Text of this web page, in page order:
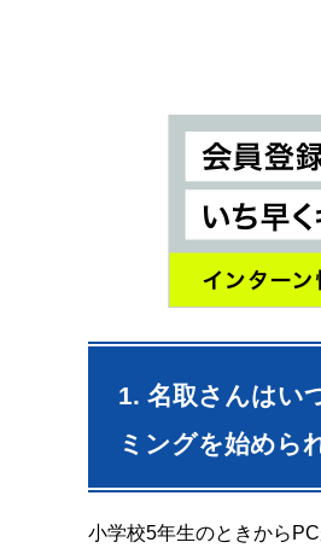
1. 名取さんはい
ミングを始めら
小学校5年生のときから